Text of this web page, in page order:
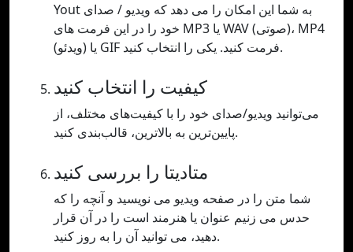
Yout به شما این امکان را می دهد که ویدیو / صدای
خود را در این فرمت های MP3 یا WAV (صوتی)، MP4
(ویدئو) یا GIF فرمت کنید. یکی را انتخاب کنید.
کیفیت را انتخاب کنید
می‌توانید ویدیو/صدای خود را با کیفیت‌های مختلف، از
پایین‌ترین به بالاترین، قالب‌بندی کنید.
متادیتا را بررسی کنید
شما متن را در صفحه ویدیو می نویسید و آنچه را که
حدس می زنیم عنوان یا هنرمند است را در آن قرار
دهید، می توانید آن را به روز کنید.